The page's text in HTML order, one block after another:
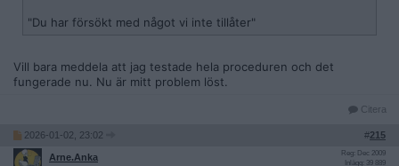
"Du har försökt med något vi inte tillåter"
Vill bara meddela att jag testade hela proceduren och det
fungerade nu. Nu är mitt problem löst.
Citera
2026-01-02, 23:02 #215
Arne.Anka
Reg: Dec 2009
Inlägg: 39 889